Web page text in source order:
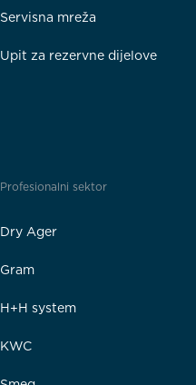
Servisna mreža
Upit za rezervne dijelove
Profesionalni sektor
Dry Ager
Gram
H+H system
KWC